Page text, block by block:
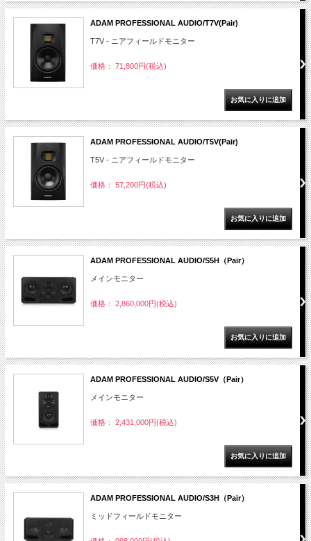
ADAM PROFESSIONAL AUDIO/T7V(Pair)
T7V - ニアフィールドモニター
価格： 71,800円(税込)
ADAM PROFESSIONAL AUDIO/T5V(Pair)
T5V - ニアフィールドモニター
価格： 57,200円(税込)
ADAM PROFESSIONAL AUDIO/S5H（Pair）
メインモニター
価格： 2,860,000円(税込)
ADAM PROFESSIONAL AUDIO/S5V（Pair）
メインモニター
価格： 2,431,000円(税込)
ADAM PROFESSIONAL AUDIO/S3H（Pair）
ミッドフィールドモニター